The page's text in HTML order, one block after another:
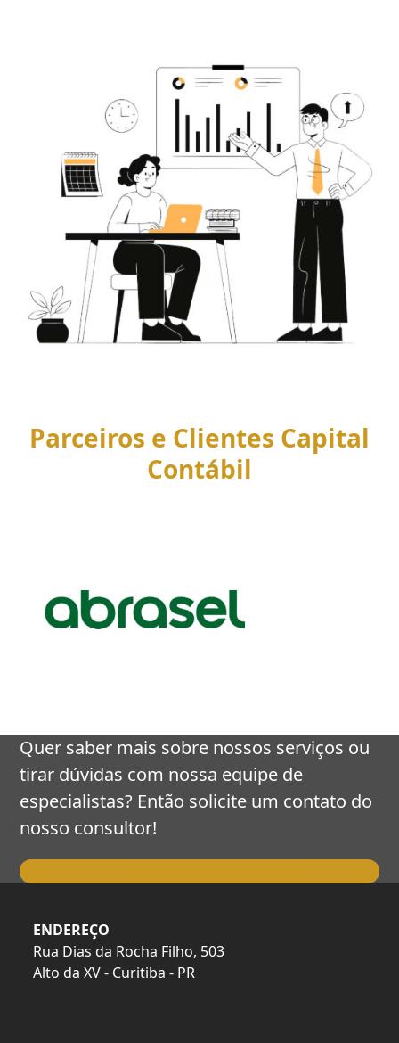
Parceiros e Clientes Capital
Contábil
right
carousel
navigation
buttons
Quer saber mais sobre nossos serviços ou
tirar dúvidas com nossa equipe de
especialistas? Então solicite um contato do
nosso consultor!
ENDEREÇO
Rua Dias da Rocha Filho, 503
Alto da XV - Curitiba - PR